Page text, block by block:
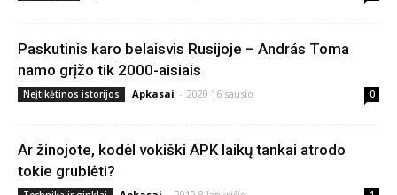
Paskutinis karo belaisvis Rusijoje – András Toma
namo grįžo tik 2000-aisiais
Neįtikėtinos istorijos Apkasai - 2020 16 sausio 0
Ar žinojote, kodėl vokiški APK laikų tankai atrodo
tokie grublėti?